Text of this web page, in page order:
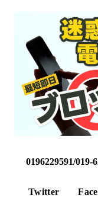
0196229591/019-
Twitter